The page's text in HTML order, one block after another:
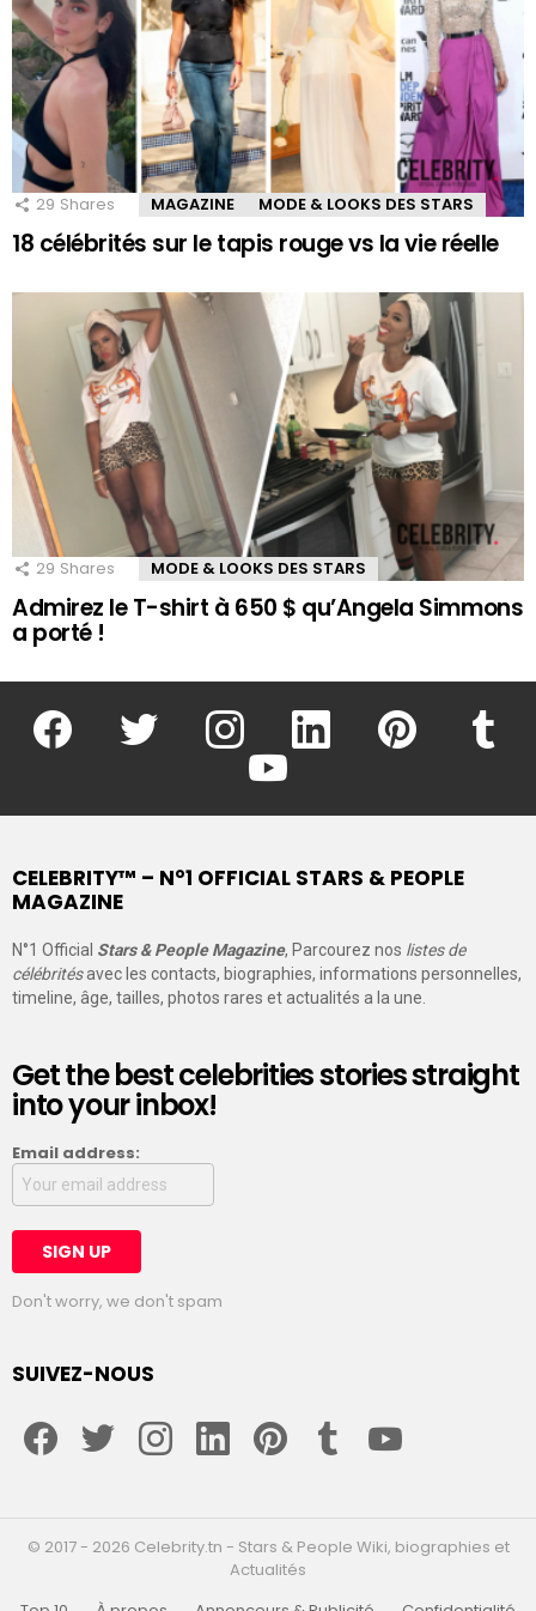
29 Shares MAGAZINE MODE & LOOKS DES STARS
18 célébrités sur le tapis rouge vs la vie réelle
29 Shares MODE & LOOKS DES STARS
Admirez le T-shirt à 650 $ qu’Angela Simmons
a porté !
facebook twitter instagram linkedin pinterest
youtube
CELEBRITY™ – N°1 OFFICIAL STARS & PEOPLE
MAGAZINE
N°1 Official Stars & People Magazine, Parcourez nos listes de
célébritésavec les contacts, biographies, informations personnelles,
timeline, âge, tailles, photos rares et actualités a la une.
Get the best celebrities stories straight
into your inbox!
Email address:
Don't worry, we don't spam
SUIVEZ-NOUS
© 2017 - 2026 Celebrity.tn - Stars & People Wiki, biographies et
Actualités